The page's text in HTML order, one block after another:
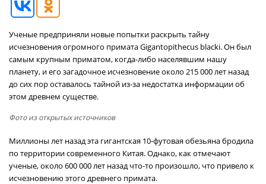
Ученые предприняли новые попытки раскрыть тайну
исчезновения огромного примата Gigantopithecus blacki. Он был
самым крупным приматом, когда-либо населявшим нашу
планету, и его загадочное исчезновение около 215 000 лет назад
до сих пор оставалось тайной из-за недостатка информации об
этом древнем существе.
Фото из открытых источников
Миллионы лет назад эта гигантская 10-футовая обезьяна бродила
по территории современного Китая. Однако, как отмечают
ученые, около 600 000 лет назад что-то произошло, что привело к
исчезновению этого древнего примата.